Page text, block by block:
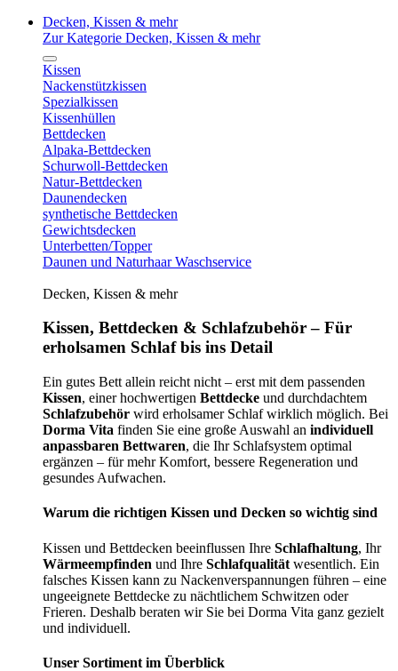
Decken, Kissen & mehr
Zur Kategorie Decken, Kissen & mehr
Kissen
Nackenstützkissen
Spezialkissen
Kissenhüllen
Bettdecken
Alpaka-Bettdecken
Schurwoll-Bettdecken
Natur-Bettdecken
Daunendecken
synthetische Bettdecken
Gewichtsdecken
Unterbetten/Topper
Daunen und Naturhaar Waschservice
Decken, Kissen & mehr
Kissen, Bettdecken & Schlafzubehör – Für
erholsamen Schlaf bis ins Detail
Ein gutes Bett allein reicht nicht – erst mit dem passenden
Kissen, einer hochwertigen Bettdecke und durchdachtem
Schlafzubehör wird erholsamer Schlaf wirklich möglich. Bei
Dorma Vita finden Sie eine große Auswahl an individuell
anpassbaren Bettwaren, die Ihr Schlafsystem optimal
ergänzen – für mehr Komfort, bessere Regeneration und
gesundes Aufwachen.
Warum die richtigen Kissen und Decken so wichtig sind
Kissen und Bettdecken beeinflussen Ihre Schlafhaltung, Ihr
Wärmeempfinden und Ihre Schlafqualität wesentlich. Ein
falsches Kissen kann zu Nackenverspannungen führen – eine
ungeeignete Bettdecke zu nächtlichem Schwitzen oder
Frieren. Deshalb beraten wir Sie bei Dorma Vita ganz gezielt
und individuell.
Unser Sortiment im Überblick